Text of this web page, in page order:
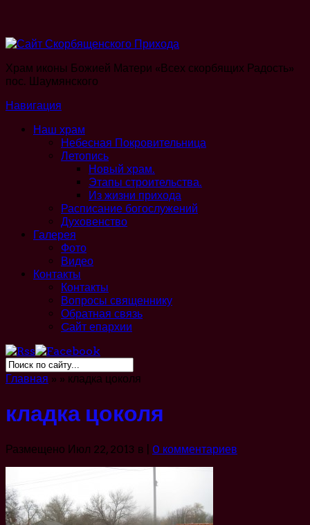
Храм иконы Божией Матери «Всех скорбящих Радость»
пос. Шаумянского
Навигация
Наш храм
Небесная Покровительница
Летопись
Новый храм.
Этапы строительства.
Из жизни прихода
Расписание богослужений
Духовенство
Галерея
Фото
Видео
Контакты
Контакты
Вопросы священнику
Обратная связь
Cайт епархии
Главная » » кладка цоколя
кладка цоколя
Размещено Июл 22, 2013 в | 0 комментариев